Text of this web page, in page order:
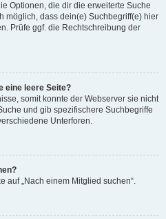
Optionen, die dir die erweiterte Suche
möglich, dass dein(e) Suchbegriff(e) hier
Prüfe ggf. die Rechtschreibung der
eine leere Seite?
somit konnte der Webserver sie nicht
und gib spezifischere Suchbegriffe
Unterforen.
auf „Nach einem Mitglied suchen“.